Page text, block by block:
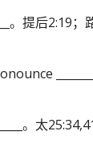
。提后2:19；
。太